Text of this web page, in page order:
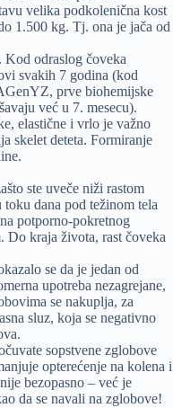
velika podkolenična kost
1.500 kg. Tj. ona je jača od
Kod odraslog čoveka
svakih 7 godina (kod
prve biohemijske
već u 7. mesecu).
elastične i vrlo je važno
skelet deteta. Formiranje
ste uveče niži rastom
dana pod težinom tela
potporno-pokretnog
Do kraja života, rast čoveka
se da je jedan od
upotreba nezagrejane,
se nakuplja, za
sluz, koja se negativno
sopstvene zglobove
opterećenje na kolena i
bezopasno – već je
da se navali na zglobove!